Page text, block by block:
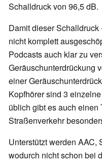
Schalldruck von 96,5 dB.
Damit dieser
nicht komplett
Podcasts auch klar zu
Geräuschunterdrückung
einer
Kopfhörer sind 3
üblich gibt es auch
Straßenverkehr
Unterstützt werden AAC,
wodurch nicht schon bei